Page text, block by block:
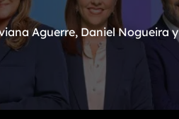
Aguerre, Daniel Nogueira y